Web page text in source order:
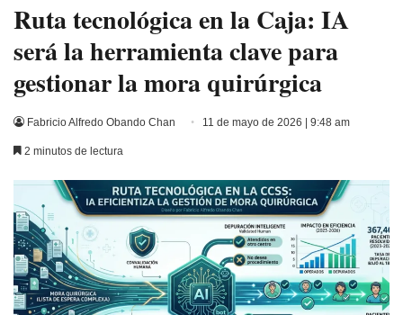
Ruta tecnológica en la Caja: IA
será la herramienta clave para
gestionar la mora quirúrgica
Fabricio Alfredo Obando Chan 11 de mayo de 2026 | 9:48 am
2 minutos de lectura